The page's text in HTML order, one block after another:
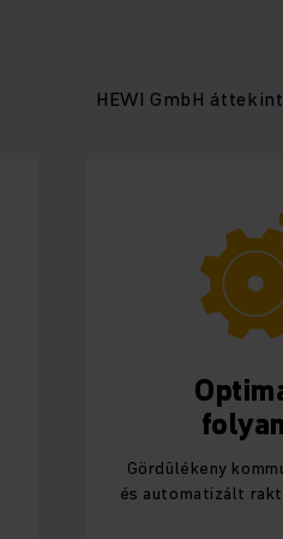
HEWI GmbH
Gördülékeny
és automatizált